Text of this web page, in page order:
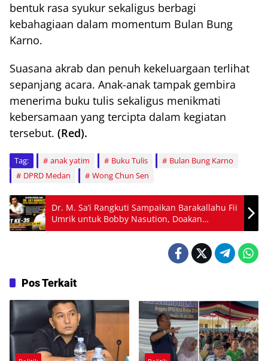
bentuk rasa syukur sekaligus berbagi
kebahagiaan dalam momentum Bulan Bung
Karno.
Suasana akrab dan penuh kekeluargaan terlihat
sepanjang acara. Anak-anak tampak gembira
menerima buku tulis sekaligus menikmati
kebersamaan yang tercipta dalam kegiatan
tersebut. (Red).
Tag: anak yatim Buku Tulis
Bulan Bung Karno
DPRD Medan
Wong Chun Sen
Dr. M. Sa’i Rangkuti Sampaikan Barakallahu Fii
Umrik untuk Bobby Nasution, Doakan
Kesehatan dan Kesuksesan Memimpin Sumut
Pos Terkait